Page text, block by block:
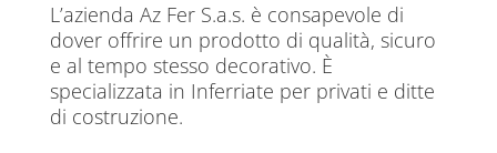
L’azienda Az Fer S.a.s. è consapevole di
dover offrire un prodotto di qualità, sicuro
e al tempo stesso decorativo. È
specializzata in Inferriate per privati e ditte
di costruzione.